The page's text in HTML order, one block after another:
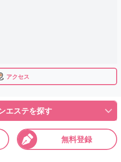
アクセス
エステを探す
無料登録